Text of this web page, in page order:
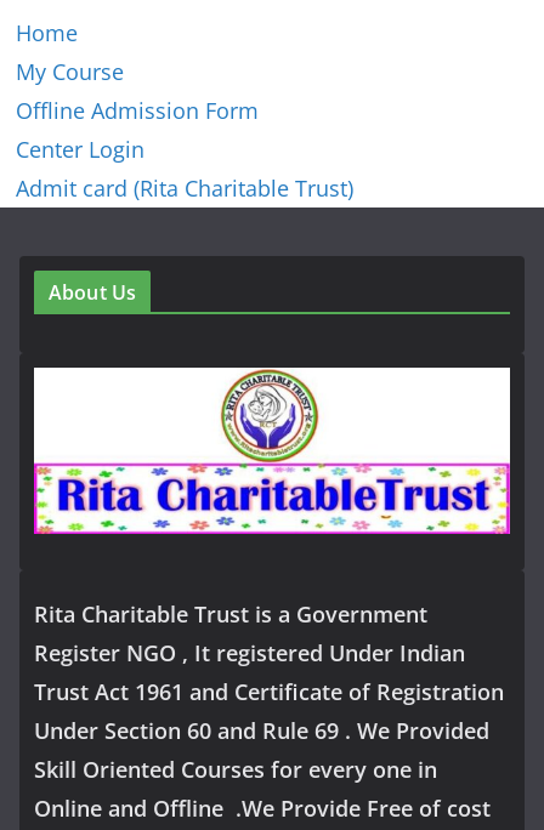
Home
My Course
Offline Admission Form
Center Login
Admit card (Rita Charitable Trust)
About Us
Rita Charitable Trust is a Government
Register NGO , It registered Under Indian
Trust Act 1961 and Certificate of Registration
Under Section 60 and Rule 69 . We Provided
Skill Oriented Courses for every one in
Online and Offline .We Provide Free of cost